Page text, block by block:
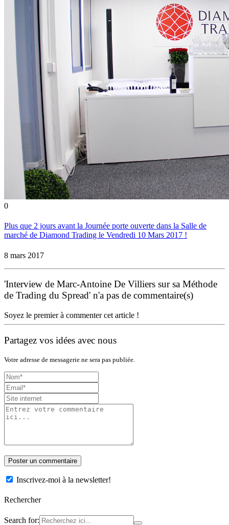
0
Plus que 2 jours avant la Journée porte ouverte dans la Salle de
marché de Diamond Trading le Vendredi 10 Mars 2017 !
8 mars 2017
'Interview de Marc-Antoine De Villiers sur sa Méthode
de Trading du Spread' n'a pas de commentaire(s)
Soyez le premier à commenter cet article !
Partagez vos idées avec nous
Votre adresse de messagerie ne sera pas publiée.
Inscrivez-moi à la newsletter!
Rechercher
Search for: